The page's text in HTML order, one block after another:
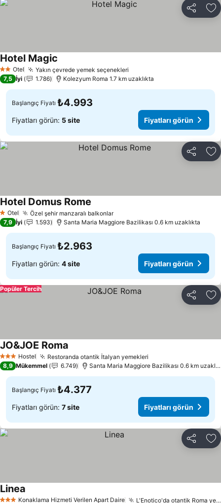
Paylaş
2 Yıldız
Otel Yakın çevrede yemek seçenekleri
Hotel Magic
7,5 İyi 1.786 Kolezyum Roma 1.7 km uzaklıkta
Başlangıç Fiyatı ₺4.993
Fiyatları görün: 5 site Fiyatları görün
Paylaş
1 Yıldız
Otel Özel şehir manzaralı balkonlarFiyatları görün
Hotel Domus Rome
7,9 İyi 1.593 Santa Maria Maggiore Bazilikası 0.6 km uzaklıkta
Başlangıç Fiyatı ₺2.963
Fiyatları görün: 4 site Fiyatları görün
Paylaş
Popüler Tercih
3 YıldızHostel Restoranda otantik İtalyan yemekleri
JO&JOE Roma
8,9 Mükemmel 6.749 Santa Maria Maggiore Bazilikası 0.6 km
Başlangıç Fiyatı ₺4.377
Fiyatları görün: 7 site Fiyatları görün
Paylaş
Konaklama Hizmeti Verilen Apart Daire L'Enotico'da otantik Roma yemekleri
Linea